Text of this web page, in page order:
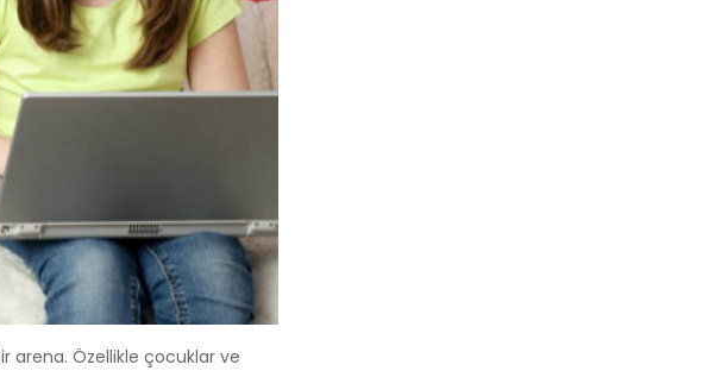
arena. Özellikle çocuklar ve